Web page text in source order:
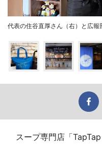
代表の住谷直厚さん（右）と広報
スープ専門店「